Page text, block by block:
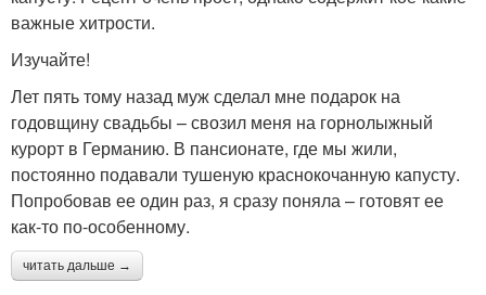
важные хитрости.
Изучайте!
Лет пять тому назад муж сделал мне подарок на
годовщину свадьбы – свозил меня на горнолыжный
курорт в Германию. В пансионате, где мы жили,
постоянно подавали тушеную краснокочанную капусту.
Попробовав ее один раз, я сразу поняла – готовят ее
как-то по-особенному.
читать дальше →